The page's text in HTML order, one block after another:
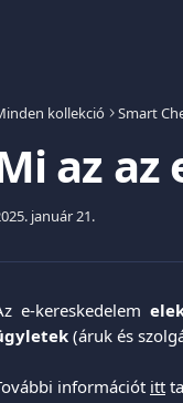
kollekció Smart
az az
január 21.
e-kereskedelem
(áruk és
információt itt